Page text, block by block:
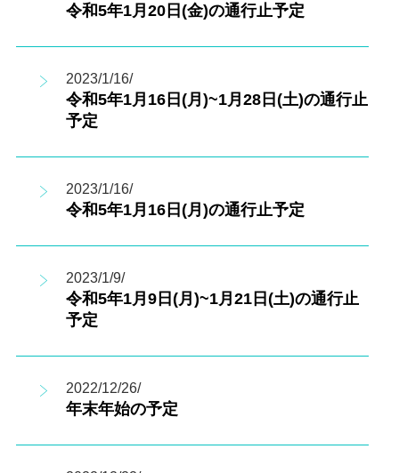
令和5年1月20日(金)の通行止予定
2023/1/16/
令和5年1月16日(月)~1月28日(土)の通行止
予定
2023/1/16/
令和5年1月16日(月)の通行止予定
2023/1/9/
令和5年1月9日(月)~1月21日(土)の通行止
予定
2022/12/26/
年末年始の予定